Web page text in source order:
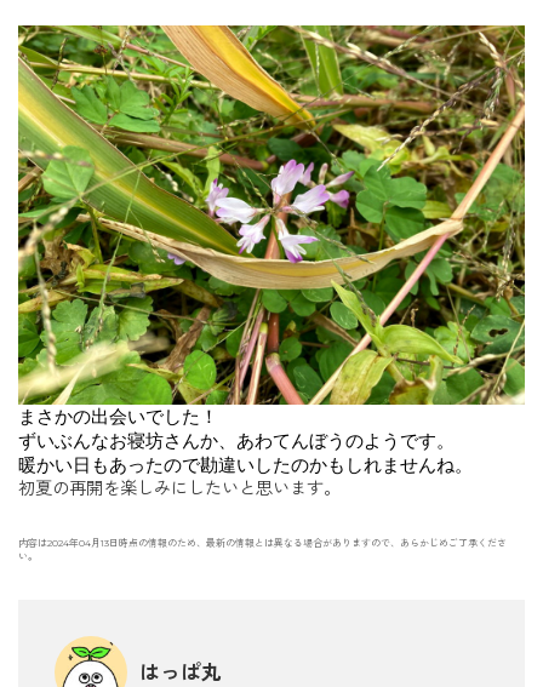
まさかの出会いでした！
ずいぶんなお寝坊さんか、あわてんぼうのようです。
暖かい日もあったので勘違いしたのかもしれませんね。
初夏の再開を楽しみにしたいと思います。
内容は2024年04月13日時点の情報のため、最新の情報とは異なる場合がありますので、あらかじめご了承くださ
い。
はっぱ丸